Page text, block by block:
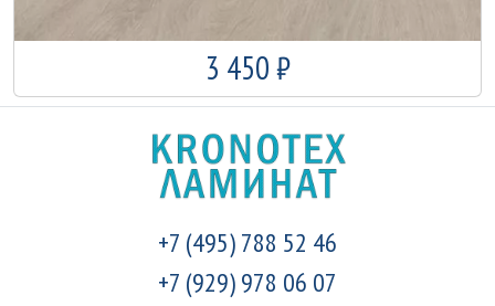
3 450 ₽
+7 (495) 788 52 46
+7 (929) 978 06 07